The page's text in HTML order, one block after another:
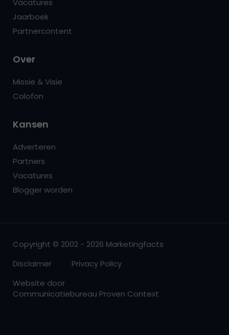
Vacatures
Jaarboek
Partnercontent
Over
Missie & Visie
Colofon
Kansen
Adverteren
Partners
Vacatures
Blogger worden
Copyright © 2002 - 2026 Marketingfacts
Disclaimer
Privacy Policy
Website door
Communicatiebureau Proven Context